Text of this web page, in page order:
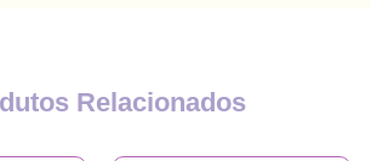
Relacionados